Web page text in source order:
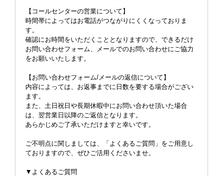
【コールセンターの営業について】
時間帯によってはお電話がつながりにくくなっておりま
す。
確認にお時間をいただくこととなりますので、できるだけ
お問い合わせフォーム、メールでのお問い合わせにご協力
をお願いいたします。
【お問い合わせフォーム/メールの返信について】
内容によっては、お返事までに日数を要する場合がござい
ます。
また、土日祝日や長期休暇中にお問い合わせ頂いた場合
は、翌営業日以降のご返信となります。
あらかじめご了承いただけますと幸いです。
ご不明点に関しましては、「よくあるご質問」をご用意し
ておりますので、ぜひご活用くださいませ。
▼よくあるご質問